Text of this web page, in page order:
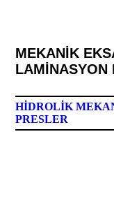
MEKANİK
LAMİNASYON
HİDROLİK
PRESLER